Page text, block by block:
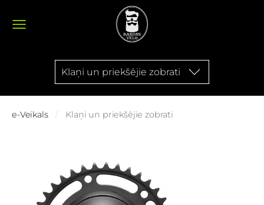
Klaņi un priekšējie zobrati
e-Veikals Klaņi un priekšējie zobrati